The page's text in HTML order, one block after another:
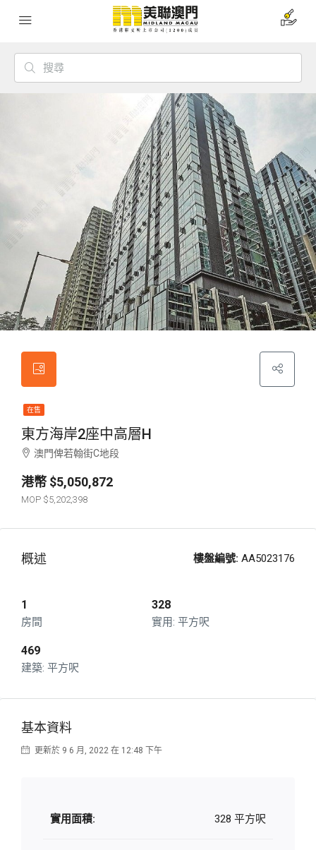
在售
東方海岸2座中高層H
澳門俾若翰街C地段
$5,050,872
$5,202,398
概述 樓盤編號: AA5023176
1
房間
328
平方呎
469
平方呎
基本資料
更新於 9 6 月, 2022 在 12:48 下午
實用面積: 328 平方呎